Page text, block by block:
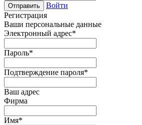
Отправить
Войти
Регистрация
Ваши персональные данные
Электронный адрес*
Пароль*
Подтверждение пароля*
Ваш адрес
Фирма
Имя*